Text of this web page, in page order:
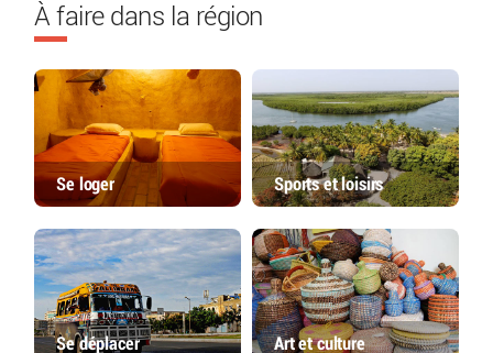
À faire dans la région
Se loger Sports et loisirs
Se déplacer Art et culture